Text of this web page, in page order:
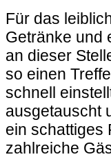
Für das
Getränke und
an dieser
so einen
schnell
ausgetauscht
ein schattiges
zahlreiche